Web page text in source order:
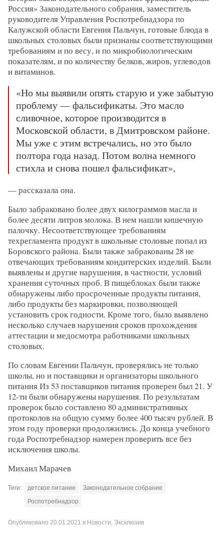
Россия» Законодательного собрания, заместитель
руководителя Управления Роспотребнадзора по
Калужской области Евгения Пальчун, готовые блюда в
школьных столовых были признаны соответствующими
требованиям и по весу, и по микробиологическим
показателям, и по количеству белков, жиров, углеводов
и витаминов.
«Но мы выявили опять старую и уже забытую
проблему — фальсификаты. Это масло
сливочное, которое производится в
Московской области, в Дмитровском районе.
Мы уже с этим встречались, но это было
полтора года назад. Потом волна немного
стихла и снова пошел фальсификат»,
— рассказала она.
Было забраковано более двух килограммов масла и
более десяти литров молока. В нем нашли кишечную
палочку. Несоответствующее требованиям
техрегламента продукт в школьные столовые попал из
Боровского района. Были также забракованы 28 не
отвечающих требованиям кондитерских изделий. Были
выявлены и другие нарушения, в частности, условий
хранения суточных проб. В пищеблоках были также
обнаружены либо просроченные продукты питания,
либо продукты без маркировки, позволяющей
установить срок годности. Кроме того, было выявлено
несколько случаев нарушения сроков прохождения
аттестации и медосмотра работниками школьных
столовых.
По словам Евгении Пальчун, проверялись не только
школы, но и поставщики и организаторы школьного
питания Из 53 поставщиков питания проверен был 21. У
12-ти были обнаружены нарушения. По результатам
проверок было составлено 80 административных
протоколов на общую сумму более 400 тысяч рублей. В
этом году проверки продолжились. До конца учебного
года Роспотребнадзор намерен проверить все без
исключения школы.
Михаил Марачев
Теги: детское питание
Законодательное собрание
Роспотребнадзор
Опубликовано 20.01.2021 в Новости Эксклюзив